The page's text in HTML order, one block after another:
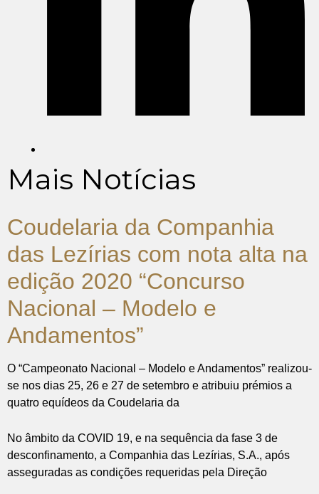
Mais Notícias
Coudelaria da Companhia
das Lezírias com nota alta na
edição 2020 “Concurso
Nacional – Modelo e
Andamentos”
O “Campeonato Nacional – Modelo e Andamentos” realizou-
se nos dias 25, 26 e 27 de setembro e atribuiu prémios a
quatro equídeos da Coudelaria da
No âmbito da COVID 19, e na sequência da fase 3 de
desconfinamento, a Companhia das Lezírias, S.A., após
asseguradas as condições requeridas pela Direção